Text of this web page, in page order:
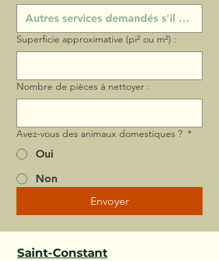
Superficie approximative (pi² ou m²) :
Nombre de pièces à nettoyer :
Avez-vous des animaux domestiques ? *
Oui
Non
Envoyer
Saint-Constant